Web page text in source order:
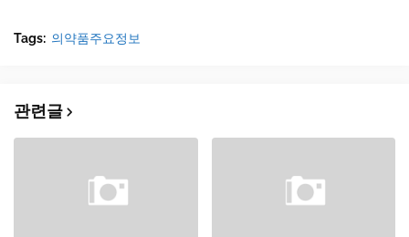
Tags: 의약품주요정보
관련글